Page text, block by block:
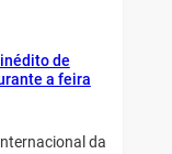
de
a feira
da